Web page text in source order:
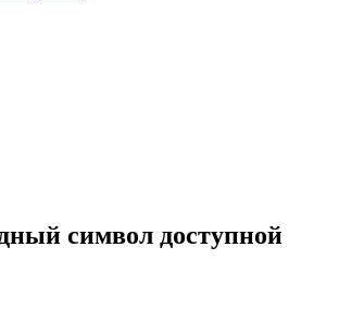
символ доступной